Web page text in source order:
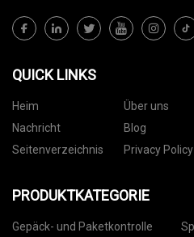
QUICK LINKS
Heim Über uns
Nachricht
Blog
Seitenverzeichnis
Privacy Policy
PRODUKTKATEGORIE
Gepäck- und Paketkontrolle